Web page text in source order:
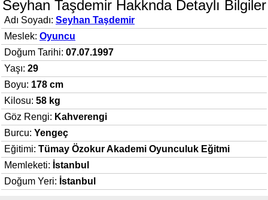
Seyhan Taşdemir Hakknda Detaylı Bilgiler
Adı Soyadı: Seyhan Taşdemir
Meslek: Oyuncu
Doğum Tarihi: 07.07.1997
Yaşı: 29
Boyu: 178 cm
Kilosu: 58 kg
Göz Rengi: Kahverengi
Burcu: Yengeç
Eğitimi: Tümay Özokur Akademi Oyunculuk Eğitmi
Memleketi: İstanbul
Doğum Yeri: İstanbul